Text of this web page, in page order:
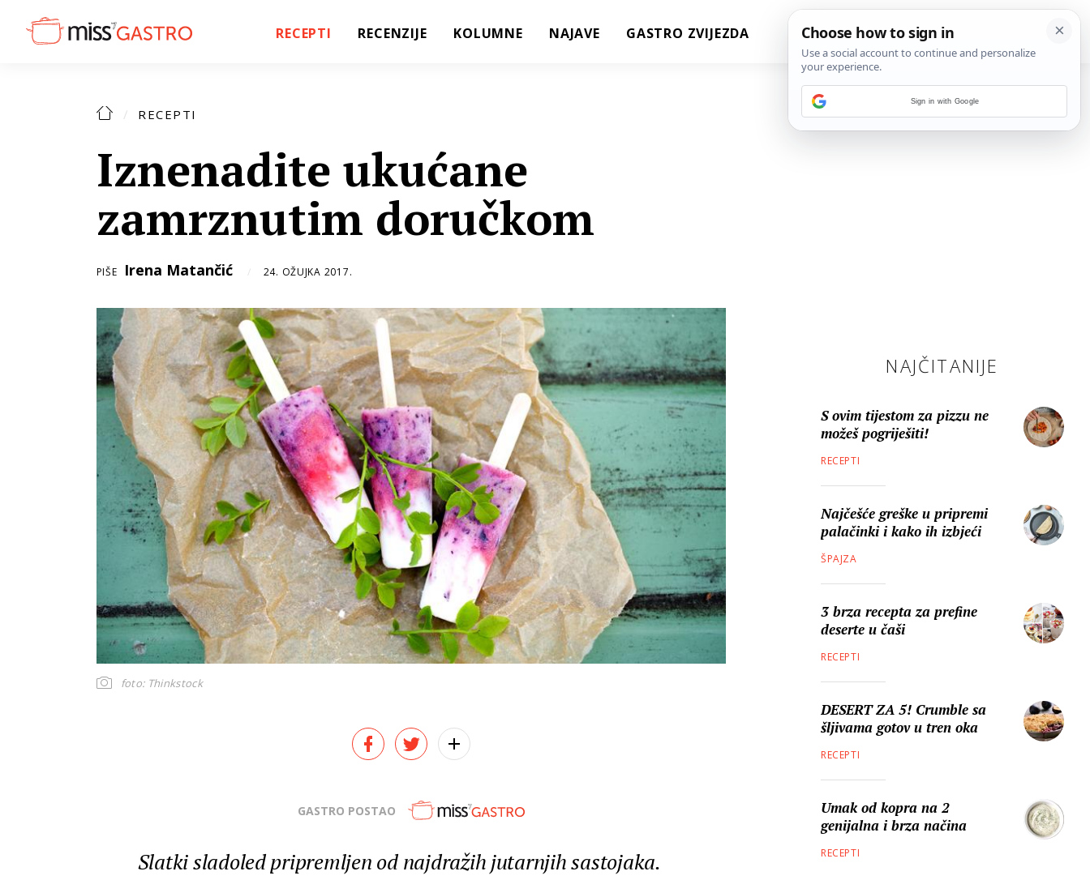
RECEPTI RECENZIJE KOLUMNE NAJAVE GASTRO ZVIJEZDA
RECEPTI
Iznenadite ukućane
zamrznutim doručkom
PIŠE Irena Matančić 24. OŽUJKA 2017.
foto: Thinkstock
GASTRO POSTAO
Slatki sladoled pripremljen od najdražih jutarnjih sastojaka.
NAJČITANIJE
S ovim tijestom za pizzu ne
možeš pogriješiti!
RECEPTI
Najčešće greške u pripremi
palačinki i kako ih izbjeći
ŠPAJZA
3 brza recepta za prefine
deserte u čaši
RECEPTI
DESERT ZA 5! Crumble sa
šljivama gotov u tren oka
RECEPTI
Umak od kopra na 2
genijalna i brza načina
RECEPTI
Sign in with Google